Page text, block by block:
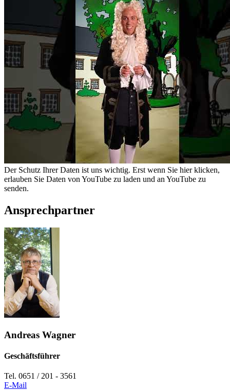
Der Schutz Ihrer Daten ist uns wichtig. Erst wenn Sie hier klicken,
erlauben Sie Daten von YouTube zu laden und an YouTube zu
senden.
Ansprechpartner
Andreas Wagner
Geschäftsführer
Tel. 0651 / 201 - 3561
E-Mail